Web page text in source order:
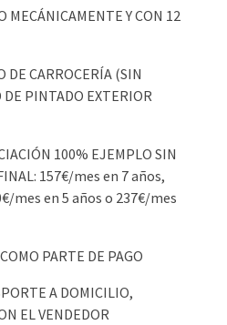
MECÁNICAMENTE Y CON 12
DE CARROCERÍA (SIN
PINTADO EXTERIOR
100% EJEMPLO SIN
157€/mes en 7 años,
mes en 5 años o 237€/mes
PARTE DE PAGO
A DOMICILIO,
EL VENDEDOR